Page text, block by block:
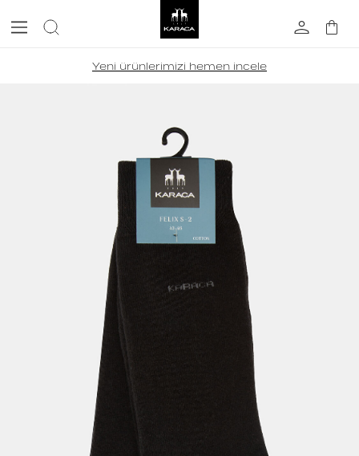
Yeni ürünlerimizi hemen incele